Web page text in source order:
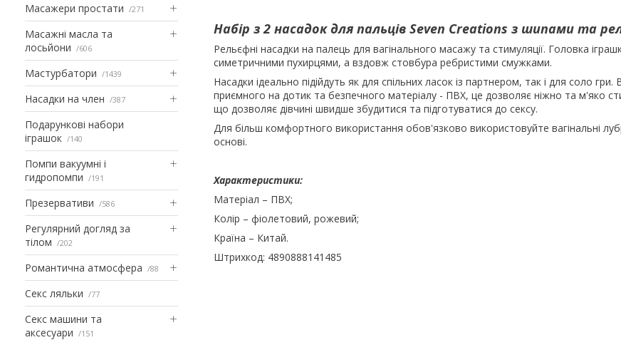
Масажери простати 271
Масажні масла та
лосьйони
606
Мастурбатори 1439
Насадки на член 387
Подарункові набори
іграшок
140
Помпи вакуумні і
гидропомпи
191
Презервативи 586
Регулярний догляд за
тілом
202
Романтична атмосфера 88
Секс ляльки 77
Секс машини та
аксесуари
151
Набір з 2 насадок для пальців Seven Creations з шипами та
Рельєфні насадки на палець для вагінального масажу та стимуляції. Головка
симетричними пухирцями, а вздовж стовбура ребристими смужками.
Насадки ідеально підійдуть як для спільних ласок із партнером, так і для соло гри.
приємного на дотик та безпечного матеріалу - ПВХ, це дозволяє ніжно та м'яко
що дозволяє дівчині швидше збудитися та підготуватися до сексу.
Для більш комфортного використання обов'язково використовуйте вагінальні
основі.
Характеристики:
Матеріал – ПВХ;
Колір – фіолетовий, рожевий;
Країна – Китай.
Штрихкод: 4890888141485